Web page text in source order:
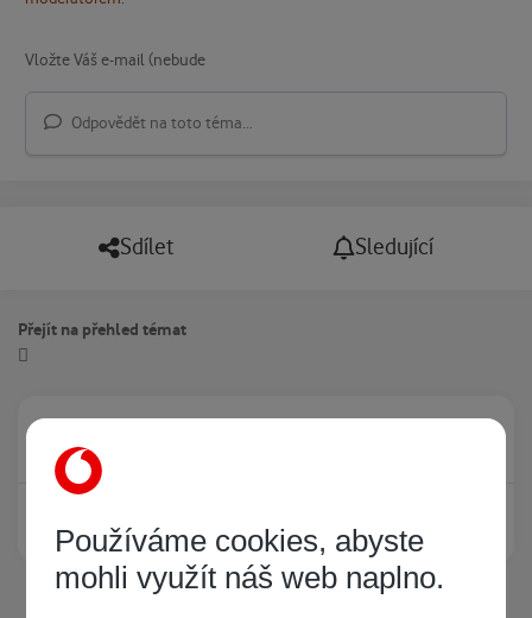
Odpovědět na toto téma...
Sdílet Sledující
Přejít na přehled témat
Žádný registrovaný uživatel si neprohlíží tuto stránku
Používáme cookies, abyste
mohli využít náš web naplno.